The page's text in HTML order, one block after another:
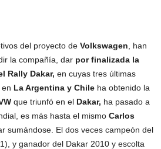
del proyecto de Volkswagen , han
la compañía, dar por finalizada la
Rally Dakar, en cuyas tres últimas
La Argentina y Chile ha obtenido la
que triunfó en el Dakar, ha pasado a
es más hasta el mismo Carlos
sumándose. El dos veces campeón del
y ganador del Dakar 2010 y escolta